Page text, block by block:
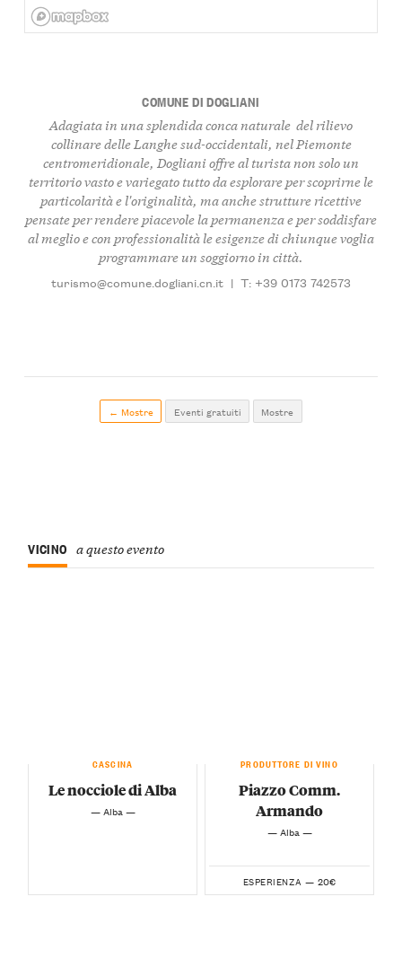
COMUNE DI DOGLIANI
Adagiata in una splendida conca naturale del rilievo
collinare delle Langhe sud-occidentali, nel Piemonte
centromeridionale, Dogliani offre al turista non solo un
territorio vasto e variegato tutto da esplorare per scoprirne le
particolarità e l'originalità, ma anche strutture ricettive
pensate per rendere piacevole la permanenza e per soddisfare
al meglio e con professionalità le esigenze di chiunque voglia
programmare un soggiorno in città.
turismo@comune.dogliani.cn.it | T: +39 0173 742573
← Mostre Eventi gratuiti Mostre
VICINO a questo evento
CASCINA
Le nocciole di Alba
— Alba —
PRODUTTORE DI VINO
Piazzo Comm.
Armando
— Alba —
ESPERIENZA — 20€